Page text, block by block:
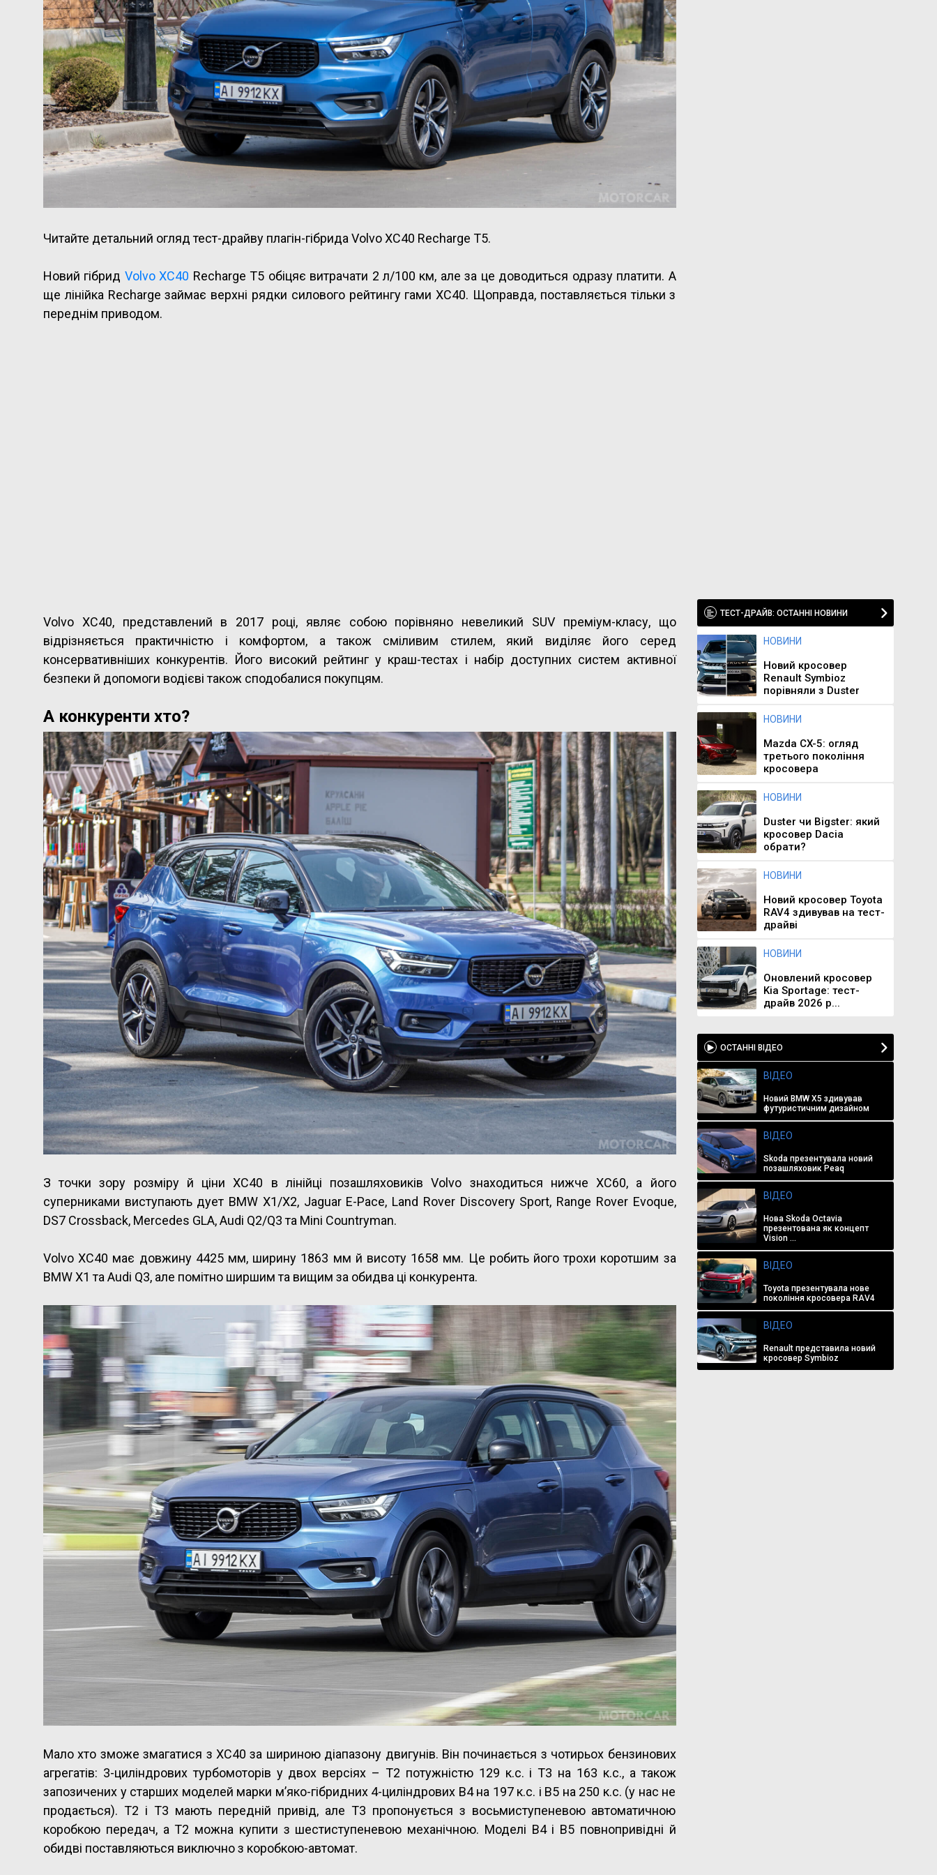
Читайте детальний огляд тест-драйву плагін-гібрида Volvo XC40 Recharge T5.
Новий гібрид Volvo XC40 Recharge T5 обіцяє витрачати 2 л/100 км, але за це доводиться одразу платити. А
ще лінійка Recharge займає верхні рядки силового рейтингу гами XC40. Щоправда, поставляється тільки з
переднім приводом.
Volvo XC40, представлений в 2017 році, являє собою порівняно невеликий SUV преміум-класу, що
відрізняється практичністю і комфортом, а також сміливим стилем, який виділяє його серед
консервативніших конкурентів. Його високий рейтинг у краш-тестах і набір доступних систем активної
безпеки й допомоги водієві також сподобалися покупцям.
А конкуренти хто?
З точки зору розміру й ціни XC40 в лінійці позашляховиків Volvo знаходиться нижче XC60, а його
суперниками виступають дует BMW X1/X2, Jaguar E-Pace, Land Rover Discovery Sport, Range Rover Evoque,
DS7 Crossback, Mercedes GLA, Audi Q2/Q3 та Mini Countryman.
Volvo XC40 має довжину 4425 мм, ширину 1863 мм й висоту 1658 мм. Це робить його трохи коротшим за
BMW X1 та Audi Q3, але помітно ширшим та вищим за обидва ці конкурента.
Мало хто зможе змагатися з XC40 за шириною діапазону двигунів. Він починається з чотирьох бензинових
агрегатів: 3-циліндрових турбомоторів у двох версіях – T2 потужністю 129 к.с. і T3 на 163 к.с., а також
запозичених у старших моделей марки м’яко-гібридних 4-циліндрових B4 на 197 к.с. і B5 на 250 к.с. (у нас не
продається). T2 і T3 мають передній привід, але T3 пропонується з восьмиступеневою автоматичною
коробкою передач, а Т2 можна купити з шестиступеневою механічною. Моделі B4 і B5 повнопривідні й
обидві поставляються виключно з коробкою-автомат.
ТЕСТ-ДРАЙВ: ОСТАННІ НОВИНИ
НОВИНИ
Новий кросовер
Renault Symbioz
порівняли з Duster
НОВИНИ
Mazda CX-5: огляд
третього покоління
кросовера
НОВИНИ
Duster чи Bigster: який
кросовер Dacia
обрати?
НОВИНИ
Новий кросовер Toyota
RAV4 здивував на тест-
драйві
НОВИНИ
Оновлений кросовер
Kia Sportage: тест-
драйв 2026 р...
ОСТАННІ ВІДЕО
ВІДЕО
Новий BMW X5 здивував
футуристичним дизайном
ВІДЕО
Skoda презентувала новий
позашляховик Peaq
ВІДЕО
Нова Skoda Octavia
презентована як концепт
Vision ...
ВІДЕО
Toyota презентувала нове
покоління кросовера RAV4
ВІДЕО
Renault представила новий
кросовер Symbioz